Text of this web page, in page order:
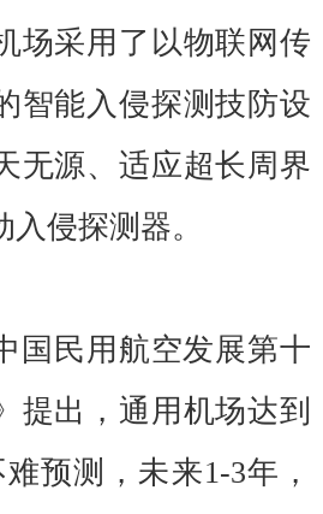
场采用了以物联网传
智能入侵探测技防设
无源、适应超长周界
侵探测器。
民用航空发展第十
提出，通用机场达到
预测，未来1-3年，